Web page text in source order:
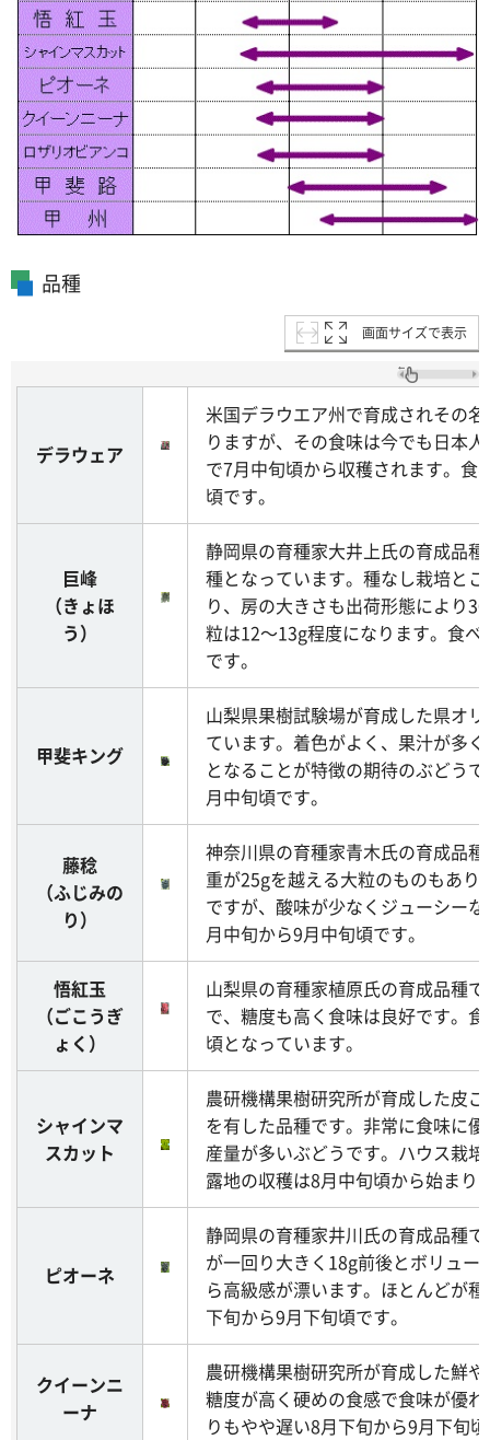
品種
画面サイズで表示
デラウェア
米国デラウエア州で育成されその
りますが、その食味は今でも日本
で7月中旬頃から収穫されます。食
頃です。
巨峰
（きょほ
う）
静岡県の育種家大井上氏の育成品
種となっています。種なし栽培と
り、房の大きさも出荷形態により
粒は12～13g程度になります。食
です。
甲斐キング
山梨県果樹試験場が育成した県オ
ています。着色がよく、果汁が多
となることが特徴の期待のぶどう
月中旬頃です。
藤稔
（ふじみの
り）
神奈川県の育種家青木氏の育成品
重が25gを越える大粒のものもあり
ですが、酸味が少なくジューシー
月中旬から9月中旬頃です。
悟紅玉
（ごこうぎ
ょく）
山梨県の育種家植原氏の育成品種
で、糖度も高く食味は良好です。
頃となっています。
シャインマ
スカット
農研機構果樹研究所が育成した皮
を有した品種です。非常に食味に
産量が多いぶどうです。ハウス栽
露地の収穫は8月中旬頃から始まり
ピオーネ
静岡県の育種家井川氏の育成品種
が一回り大きく18g前後とボリュー
ら高級感が漂います。ほとんどが
下旬から9月下旬頃です。
クイーンニ
ーナ
農研機構果樹研究所が育成した鮮
糖度が高く硬めの食感で食味が優
りもやや遅い8月下旬から9月下旬